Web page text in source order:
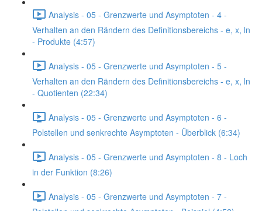
Analysis - 05 - Grenzwerte und Asymptoten - 4 -
Verhalten an den Rändern des Definitionsbereichs - e, x, ln
- Produkte (4:57)
Analysis - 05 - Grenzwerte und Asymptoten - 5 -
Verhalten an den Rändern des Definitionsbereichs - e, x, ln
- Quotienten (22:34)
Analysis - 05 - Grenzwerte und Asymptoten - 6 -
Polstellen und senkrechte Asymptoten - Überblick (6:34)
Analysis - 05 - Grenzwerte und Asymptoten - 8 - Loch
in der Funktion (8:26)
Analysis - 05 - Grenzwerte und Asymptoten - 7 -